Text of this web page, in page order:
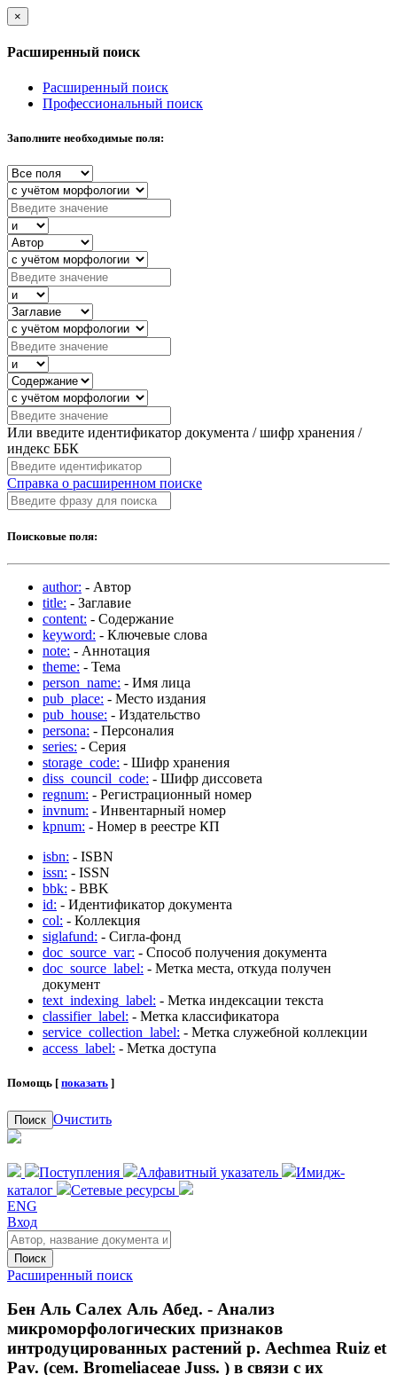
×
Расширенный поиск
Расширенный поиск
Профессиональный поиск
Заполните необходимые поля:
Или введите идентификатор документа / шифр хранения /
индекс ББК
Справка о расширенном поиске
Поисковые поля:
author: - Автор
title: - Заглавие
content: - Содержание
keyword: - Ключевые слова
note: - Аннотация
theme: - Тема
person_name: - Имя лица
pub_place: - Место издания
pub_house: - Издательство
persona: - Персоналия
series: - Серия
storage_code: - Шифр хранения
diss_council_code: - Шифр диссовета
regnum: - Регистрационный номер
invnum: - Инвентарный номер
kpnum: - Номер в реестре КП
isbn: - ISBN
issn: - ISSN
bbk: - BBK
id: - Идентификатор документа
col: - Коллекция
siglafund: - Сигла-фонд
doc_source_var: - Способ получения документа
doc_source_label: - Метка места, откуда получен
документ
text_indexing_label: - Метка индексации текста
classifier_label: - Метка классификатора
service_collection_label: - Метка служебной коллекции
access_label: - Метка доступа
Помощь [ показать ]
Поиск Очистить
Поступления Алфавитный указатель
Имидж-
каталог
Сетевые ресурсы
ENG
Вход
Поиск
Расширенный поиск
Бен Аль Салех Аль Абед. - Анализ
микроморфологических признаков
интродуцированных растений р. Aechmea Ruiz et
Pav. (сем. Bromeliaceae Juss. ) в связи с их